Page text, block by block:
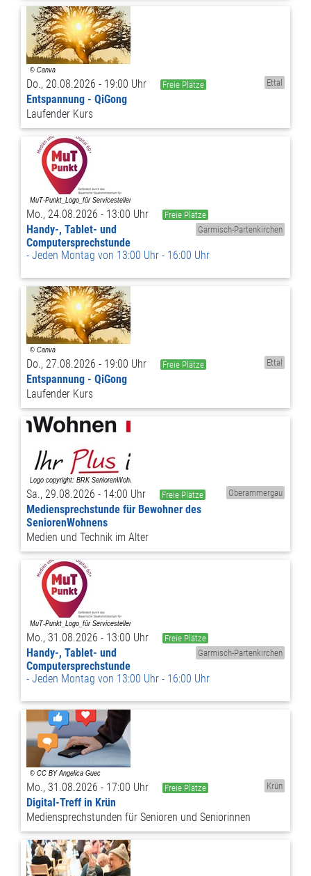
Do., 20.08.2026 - 19:00 Uhr Freie Plätze Ettal
Entspannung - QiGong
Laufender Kurs
Mo., 24.08.2026 - 13:00 Uhr
Freie Plätze
Garmisch-Partenkirchen
Handy-, Tablet- und
Computersprechstunde
Jeden Montag von 13:00 Uhr - 16:00 Uhr
Do., 27.08.2026 - 19:00 Uhr Freie Plätze Ettal
Entspannung - QiGong
Laufender Kurs
Sa., 29.08.2026 - 14:00 Uhr Freie Plätze Oberammergau
Mediensprechstunde für Bewohner des
SeniorenWohnens
Medien und Technik im Alter
Mo., 31.08.2026 - 13:00 Uhr
Freie Plätze
Garmisch-Partenkirchen
Handy-, Tablet- und
Computersprechstunde
Jeden Montag von 13:00 Uhr - 16:00 Uhr
Mo., 31.08.2026 - 17:00 Uhr Freie Plätze Krün
Digital-Treff in Krün
Mediensprechstunden für Senioren und Seniorinnen